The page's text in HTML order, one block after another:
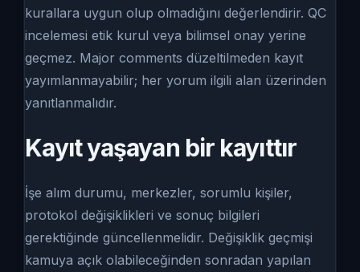
kurallara uygun olup olmadığını değerlendirir. QC
incelemesi etik kurul veya bilimsel onay yerine
geçmez. Major comments düzeltilmeden kayıt
yayımlanmayabilir; her yorum ilgili alan üzerinden
yanıtlanmalıdır.
Kayıt yaşayan bir kayıttır
İşe alım durumu, merkezler, sorumlu kişiler,
protokol değişiklikleri ve sonuç bilgileri
gerektiğinde güncellenmelidir. Değişiklik geçmişi
kamuya açık olabileceğinden sonradan yapılan